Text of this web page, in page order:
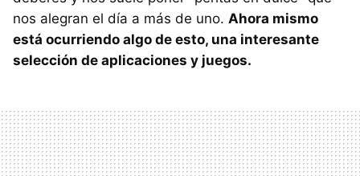
nos alegran el día a más de uno. Ahora mismo
está ocurriendo algo de esto, una interesante
selección de aplicaciones y juegos.